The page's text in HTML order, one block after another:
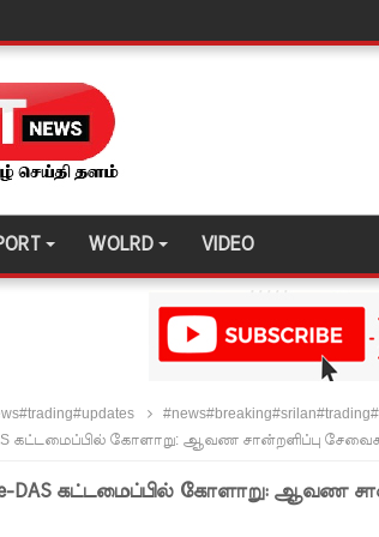
ஹசீனா தயார்! - பங்களாதேஷில் மீண்டும் பதற்றம்!
மாற்றமில்லை!
நீதிமன்றில் விடயங்களை சமர்ப்பித்த
07 மணித்தியால நீர் வெட்டு!
களஞ்சியம் முற்றுகை!
WOLRD VIDEO
கட்டமைப்பில் கோளாறு: ஆவண சான்றளிப்பு
DAS கட்டமைப்பில் கோளாறு: ஆவண